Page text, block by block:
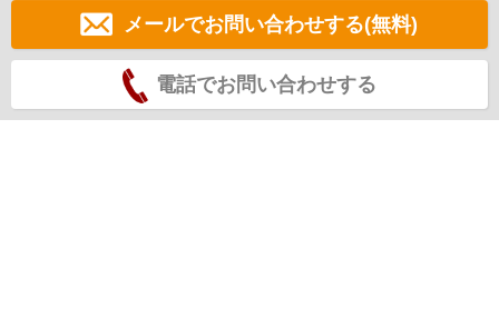
メールでお問い合わせする(無料)
電話でお問い合わせする